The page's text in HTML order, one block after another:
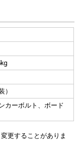
装）
カーボルト、ボード
更することがありま